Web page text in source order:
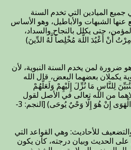
الميادين التي تخدم السنة
عنها الشبهات والأباطيل، وهو الأساس
حتى يكلل بالنجاح والسداد،
أَنْ أَعْبُدَ اللَّهَ مُخْلِصاً لَّهُ الدِّينَ)
ضرورة لمن يخدم السنة النبوية، لأن
يكملان بعضهما البعض، قال الله
لِلنَّاسِ مَا نُزِّلَ إِلَيْهِمْ وَلَعَلَّهُمْ
[النحل: 44]، فكلاهما من الله تعالى في الأصل لقول
الله تعالى: (وَمَا يَنطِقُ عَنِ الْهَوَى إِنْ هُوَ إِلَّا وَحْيٌ يُوحَى) [النجم: 3-
للأحاديث: وهي القواعد التي
الحديث وبيان درجته، كأن يكون